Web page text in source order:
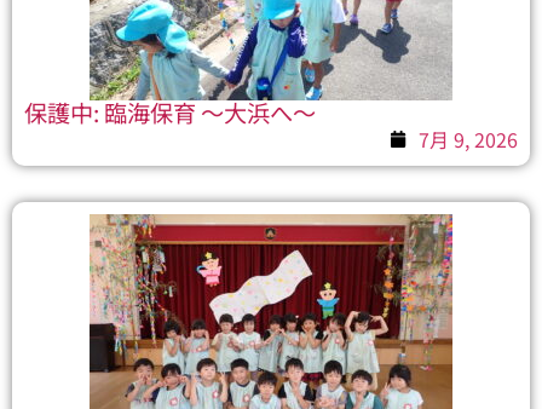
保護中: 臨海保育 ～大浜へ～
7月 9, 2026